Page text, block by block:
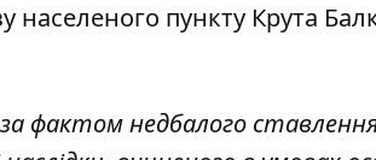
населеного пункту Крута
фактом недбалого ставлення